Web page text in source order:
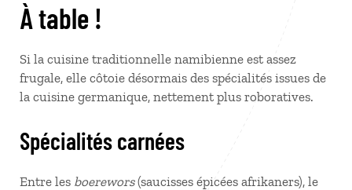
À table !
Si la cuisine traditionnelle namibienne est assez
frugale, elle côtoie désormais des spécialités issues de
la cuisine germanique, nettement plus roboratives.
Spécialités carnées
Entre les boerewors(saucisses épicées afrikaners), le